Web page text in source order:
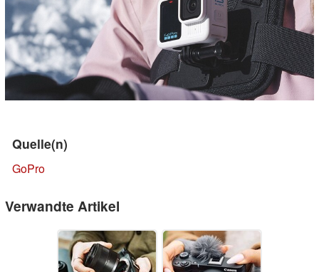
Quelle(n)
GoPro
Verwandte Artikel